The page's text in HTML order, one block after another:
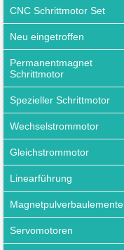
CNC Schrittmotor Set
Neu eingetroffen
Permanentmagnet
Schrittmotor
Spezieller Schrittmotor
Wechselstrommotor
Gleichstrommotor
Linearführung
Magnetpulverbaulemente
Servomotoren